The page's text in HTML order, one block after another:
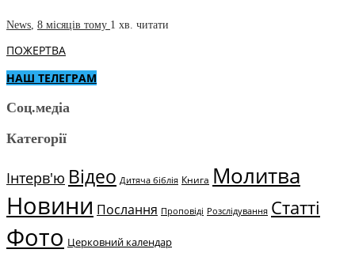
News 8 місяців тому 1 хв. читати
ПОЖЕРТВА
НАШ ТЕЛЕГРАМ
Соц.медіа
Категорії
Інтерв'ю Відео Дитяча біблія Книга Молитва
Новини Послання Проповіді Розслідування Статті
Фото Церковний календар